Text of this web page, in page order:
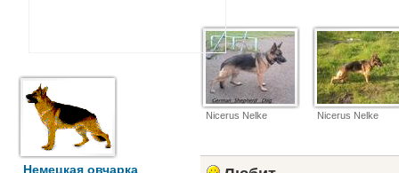
Немецкая овчарка
Nicerus Nelke Nicerus Nelke